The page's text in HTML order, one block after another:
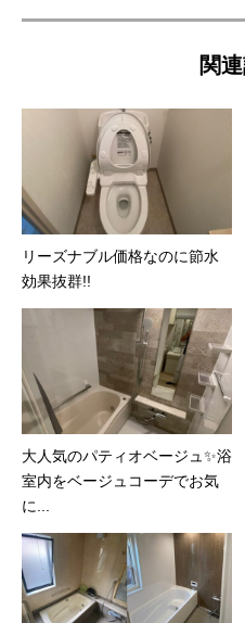
関
リーズナブル価格なのに節水
効果抜群!!
大人気のパティオベージュ✨浴
室内をベージュコーデでお気
に...